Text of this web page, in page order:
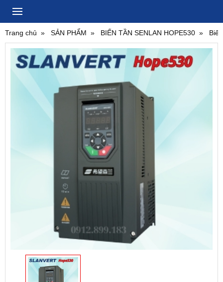
Trang chủ SẢN PHẨM BIẾN TẦN SENLAN HOPE530